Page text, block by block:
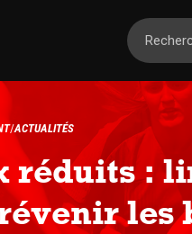
ACTUALITÉS
réduits :
les